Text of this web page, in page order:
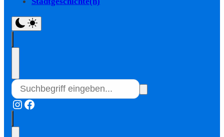
Instagram
Facebook